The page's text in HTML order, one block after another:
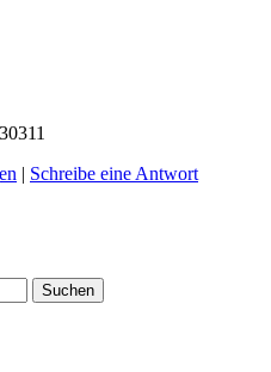
| Schreibe eine Antwort